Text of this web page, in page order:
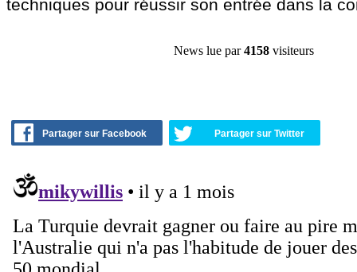
techniques pour réussir son entrée dans la
News lue par4158 visiteurs
Partager sur Facebook Partager sur Twitter